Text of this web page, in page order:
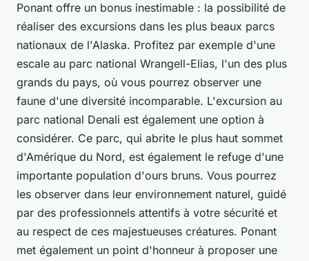
Ponant offre un bonus inestimable : la possibilité de
réaliser des excursions dans les plus beaux parcs
nationaux de l'Alaska. Profitez par exemple d'une
escale au parc national Wrangell-Elias, l'un des plus
grands du pays, où vous pourrez observer une
faune d'une diversité incomparable. L'excursion au
parc national Denali est également une option à
considérer. Ce parc, qui abrite le plus haut sommet
d'Amérique du Nord, est également le refuge d'une
importante population d'ours bruns. Vous pourrez
les observer dans leur environnement naturel, guidé
par des professionnels attentifs à votre sécurité et
au respect de ces majestueuses créatures. Ponant
met également un point d'honneur à proposer une